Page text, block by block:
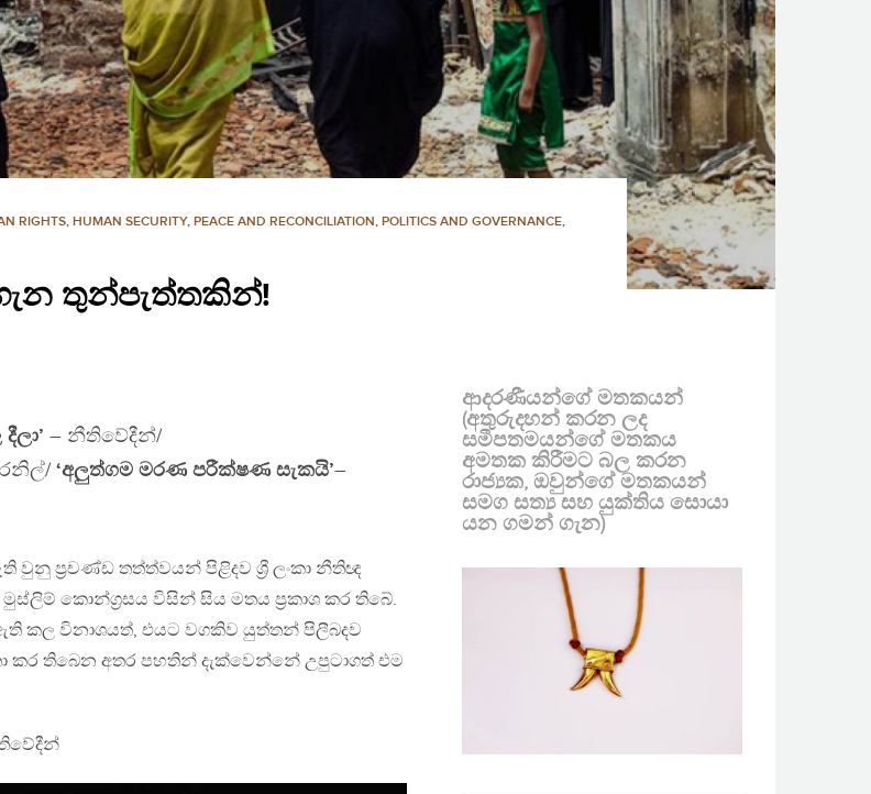
RIGHTS, HUMAN SECURITY, PEACE AND RECONCILIATION, POLITICS AND GOVERNANCE,
තුන්පැත්තකින්!
– නීතිවේදීන්/
‘අලුත්ගම මරණ පරීක්ෂණ සැකයි’–
වුනු ප්‍රචණ්ඩ තත්ත්වයන් පිළිදව ශ්‍රී ලංකා නීතිඥ
කොන්ග්‍රසය විසින් සිය මතය ප්‍රකාශ කර තිබේ.
කල විනාශයත්, එයට වගකිව යුත්තන් පිලීබදව
කර තිබෙන අතර පහතින් දැක්වෙන්නේ උපුටාගත් එම
ආදරණීයන්ගේ මතකයන්
(අතුරුදහන් කරන ලද
සමීපතමයන්ගේ මතකය
අමතක කිරීමට බල කරන
රාජ්‍යක, ඔවුන්ගේ මතකයන්
සමග සත්‍ය සහ යුක්තිය සොයා
යන ගමන් ගැන)